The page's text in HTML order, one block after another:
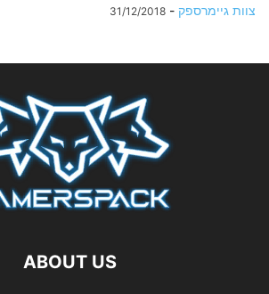
צוות גיימרספק -
31/12/2018
ABOUT US